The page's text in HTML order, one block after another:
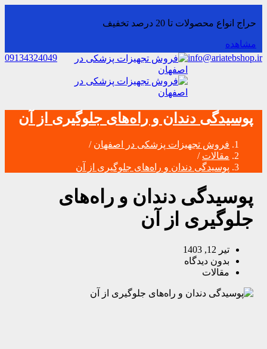
حراج انواع محصولات تا 20 درصد تخفیف
مشاهده
info@ariatebshop.ir
09134324049
پوسیدگی دندان و راه‌های جلوگیری از آن
فروش تجهیزات پزشکی در اصفهان /
مقالات /
پوسیدگی دندان و راه‌های جلوگیری از آن
پوسیدگی دندان و راه‌های
جلوگیری از آن
تیر 12, 1403
بدون دیدگاه
مقالات